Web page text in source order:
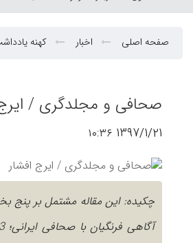
صفحه اصلی اخبار کهنه
صحافی و مجلدگری /
1397/1/21 ۱۰:۳۶